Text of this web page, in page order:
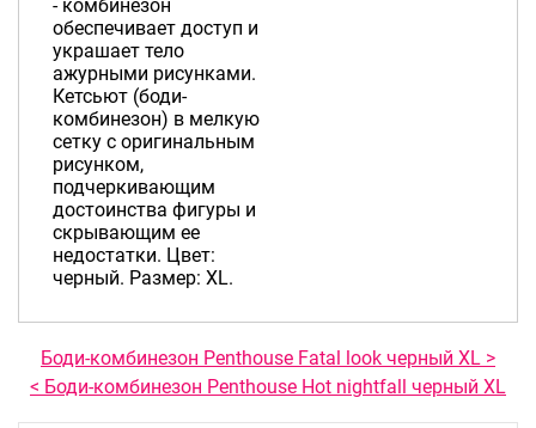
- комбинезон
обеспечивает доступ и
украшает тело
ажурными рисунками.
Кетсьют (боди-
комбинезон) в мелкую
сетку с оригинальным
рисунком,
подчеркивающим
достоинства фигуры и
скрывающим ее
недостатки. Цвет:
черный. Размер: XL.
Боди-комбинезон Penthouse Fatal look черный XL >
< Боди-комбинезон Penthouse Hot nightfall черный XL